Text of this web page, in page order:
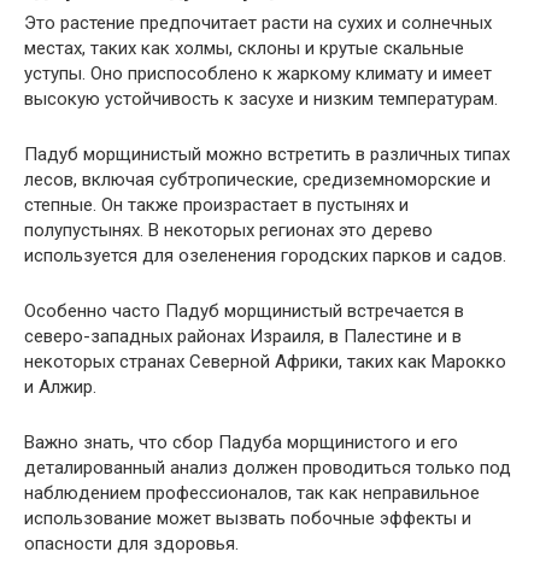
Это растение предпочитает расти на сухих и солнечных
местах, таких как холмы, склоны и крутые скальные
уступы. Оно приспособлено к жаркому климату и имеет
высокую устойчивость к засухе и низким температурам.
Падуб морщинистый можно встретить в различных типах
лесов, включая субтропические, средиземноморские и
степные. Он также произрастает в пустынях и
полупустынях. В некоторых регионах это дерево
используется для озеленения городских парков и садов.
Особенно часто Падуб морщинистый встречается в
северо-западных районах Израиля, в Палестине и в
некоторых странах Северной Африки, таких как Марокко
и Алжир.
Важно знать, что сбор Падуба морщинистого и его
деталированный анализ должен проводиться только под
наблюдением профессионалов, так как неправильное
использование может вызвать побочные эффекты и
опасности для здоровья.